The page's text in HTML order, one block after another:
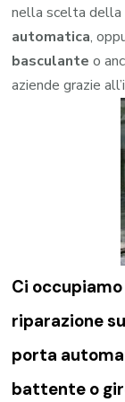
nella scelta della
automatica,
basculante o
aziende grazie
Ci
riparazione
porta
battente o